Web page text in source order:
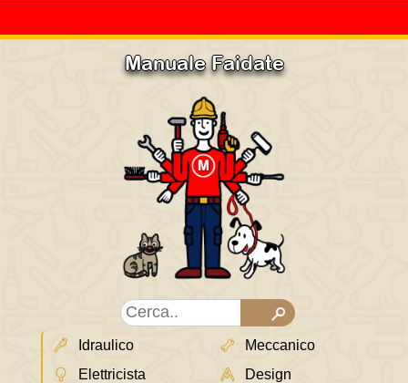
Manuale Faidate
Idraulico
Elettricista
Meccanico
Design